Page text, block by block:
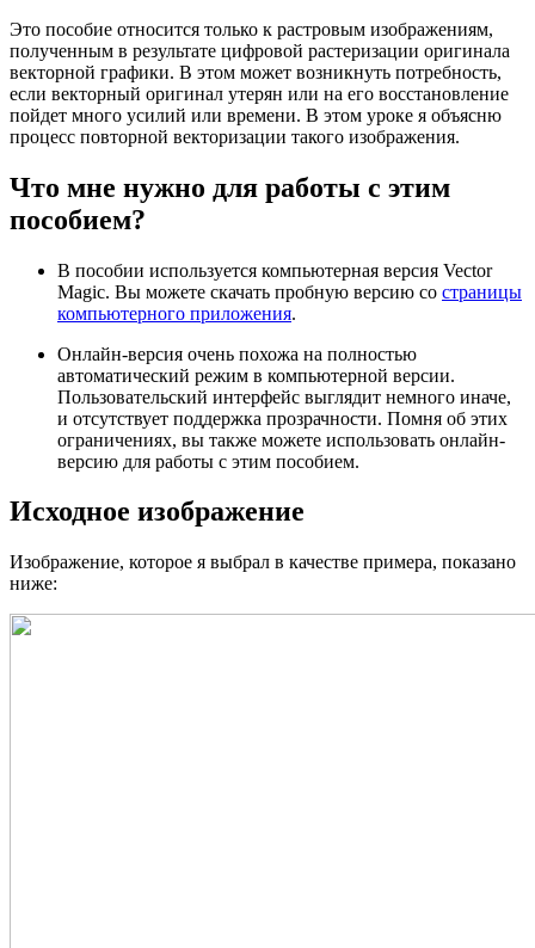
Это пособие относится только к растровым изображениям,
полученным в результате цифровой растеризации оригинала
векторной графики. В этом может возникнуть потребность,
если векторный оригинал утерян или на его восстановление
пойдет много усилий или времени. В этом уроке я объясню
процесс повторной векторизации такого изображения.
Что мне нужно для работы с этим
пособием?
В пособии используется компьютерная версия Vector
Magic. Вы можете скачать пробную версию со страницы
компьютерного приложения.
Онлайн-версия очень похожа на полностью
автоматический режим в компьютерной версии.
Пользовательский интерфейс выглядит немного иначе,
и отсутствует поддержка прозрачности. Помня об этих
ограничениях, вы также можете использовать онлайн-
версию для работы с этим пособием.
Исходное изображение
Изображение, которое я выбрал в качестве примера, показано
ниже: